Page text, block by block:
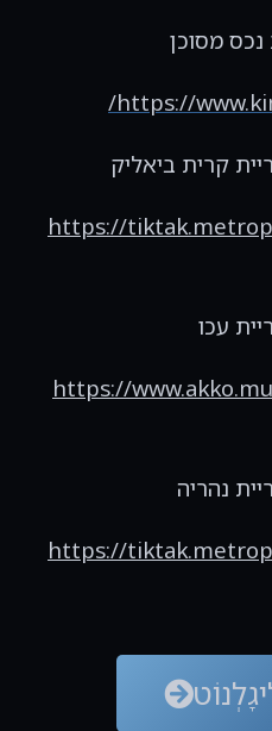
מסוכן
https://
/
קרית ביאליק
https://
עכו
https://
נהריה
https://